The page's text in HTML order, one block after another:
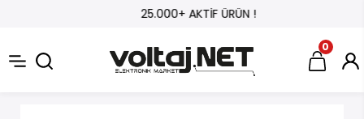
25.000+ AKTİF ÜRÜN !
0